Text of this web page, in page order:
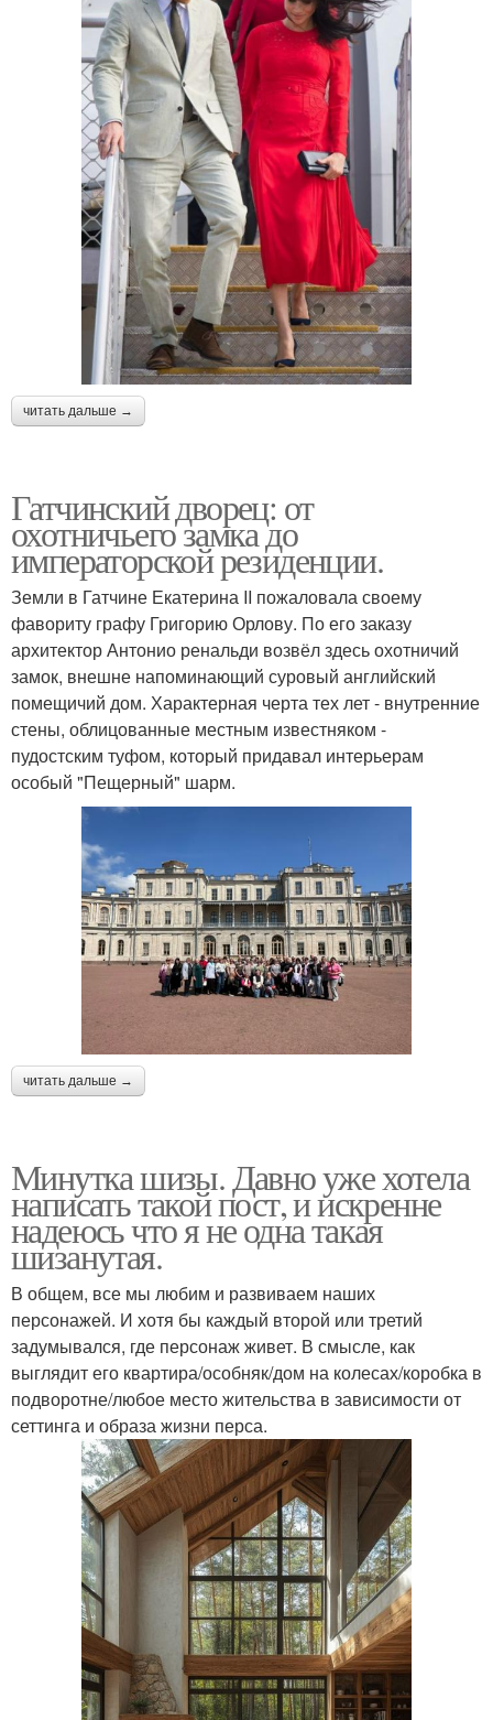
читать дальше →
Гатчинский дворец: от
охотничьего замка до
императорской резиденции.
Земли в Гатчине Екатерина II пожаловала своему
фавориту графу Григорию Орлову. По его заказу
архитектор Антонио ренальди возвёл здесь охотничий
замок, внешне напоминающий суровый английский
помещичий дом. Характерная черта тех лет - внутренние
стены, облицованные местным известняком -
пудостским туфом, который придавал интерьерам
особый "Пещерный" шарм.
читать дальше →
Минутка шизы. Давно уже хотела
написать такой пост, и искренне
надеюсь что я не одна такая
шизанутая.
В общем, все мы любим и развиваем наших
персонажей. И хотя бы каждый второй или третий
задумывался, где персонаж живет. В смысле, как
выглядит его квартира/особняк/дом на колесах/коробка в
подворотне/любое место жительства в зависимости от
сеттинга и образа жизни перса.